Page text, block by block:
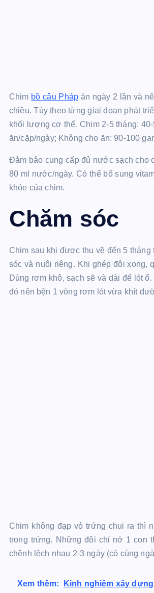
Chim bồ câu Pháp ăn ngày 2 lần và
chiều. Tùy theo từng giai đoạn phát
khối lượng cơ thể. Chim 2-5 tháng:
ăn/cặp/ngày; Không cho ăn: 90-100
Đảm bảo cung cấp đủ nước sạch cho
80 ml nước/ngày. Có thể bổ sung
khỏe của chim.
Chăm sóc
Chim sau khi được thu về đến 5
sóc và nuôi riêng. Khi ghép đôi xong,
Dùng rơm khô, sạch sẽ và dài để lót
đó nên bện 1 vòng rơm lót vừa khít
Chim không đạp vỏ trứng chui ra thì
trong trứng. Những đôi chỉ nở 1 con
chênh lệch nhau 2-3 ngày (có cùng
Xem thêm: Kinh nghiệm xây